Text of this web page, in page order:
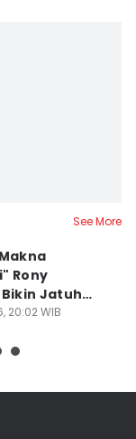
See More
Rony
Jatuh
20:02 WIB